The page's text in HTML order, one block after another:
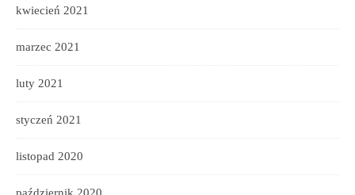
kwiecień 2021
marzec 2021
luty 2021
styczeń 2021
listopad 2020